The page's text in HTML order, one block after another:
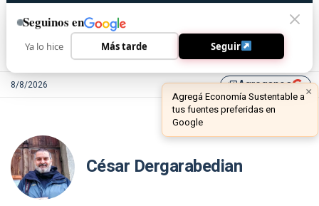
8/8/2026 library_addAgreganos ×
Agregá Economía Sustentable a
tus fuentes preferidas en
Google
César Dergarabedian
Seguinos en
Ya lo hice Más tarde Seguir